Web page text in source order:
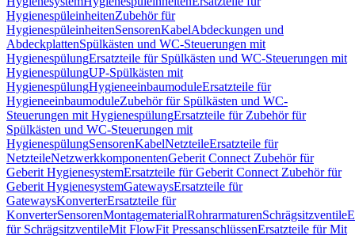
HygienespüleinheitenZubehör für
HygienespüleinheitenSensorenKabelAbdeckungen und
AbdeckplattenSpülkästen und WC-Steuerungen mit
HygienespülungErsatzteile für Spülkästen und WC-Steuerungen mit
HygienespülungUP-Spülkästen mit
HygienespülungHygieneeinbaumoduleErsatzteile für
HygieneeinbaumoduleZubehör für Spülkästen und WC-
Steuerungen mit HygienespülungErsatzteile für Zubehör für
Spülkästen und WC-Steuerungen mit
HygienespülungSensorenKabelNetzteileErsatzteile für
NetzteileNetzwerkkomponentenGeberit Connect Zubehör für
Geberit HygienesystemErsatzteile für Geberit Connect Zubehör für
Geberit HygienesystemGatewaysErsatzteile für
GatewaysKonverterErsatzteile für
KonverterSensorenMontagematerialRohrarmaturenSchrägsitzventile
für SchrägsitzventileMit FlowFit PressanschlüssenErsatzteile für Mit